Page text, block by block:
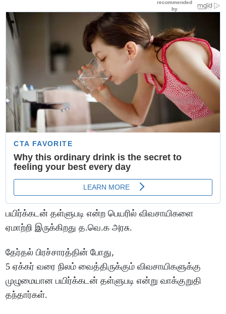
பயிர்க்கடன் தள்ளுபடி என்ற பெயரில் விவசாயிகளை
ஏமாற்றி இருக்கிறது த.வெ.க அரசு.
தேர்தல் பிரச்சாரத்தின் போது,
5 ஏக்கர் வரை நிலம் வைத்திருக்கும் விவசாயிகளுக்கு
முழுமையான பயிர்க்கடன் தள்ளுபடி என்று வாக்குறுதி
தந்தார்கள்.